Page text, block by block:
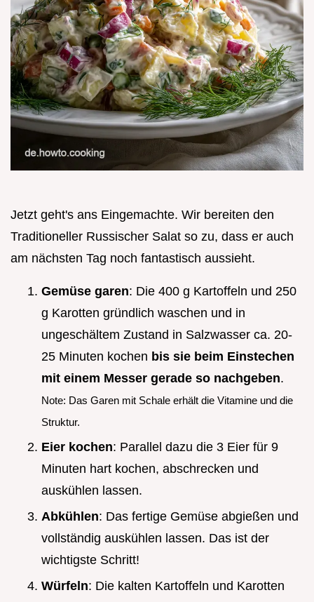
Jetzt geht's ans Eingemachte. Wir bereiten den
Traditioneller Russischer Salat so zu, dass er auch
am nächsten Tag noch fantastisch aussieht.
Gemüse garen: Die 400 g Kartoffeln und 250
g Karotten gründlich waschen und in
ungeschältem Zustand in Salzwasser ca. 20-
25 Minuten kochen bis sie beim Einstechen
mit einem Messer gerade so nachgeben.
Note: Das Garen mit Schale erhält die Vitamine und die
Struktur.
Eier kochen: Parallel dazu die 3 Eier für 9
Minuten hart kochen, abschrecken und
auskühlen lassen.
Abkühlen: Das fertige Gemüse abgießen und
vollständig auskühlen lassen. Das ist der
wichtigste Schritt!
Würfeln: Die kalten Kartoffeln und Karotten